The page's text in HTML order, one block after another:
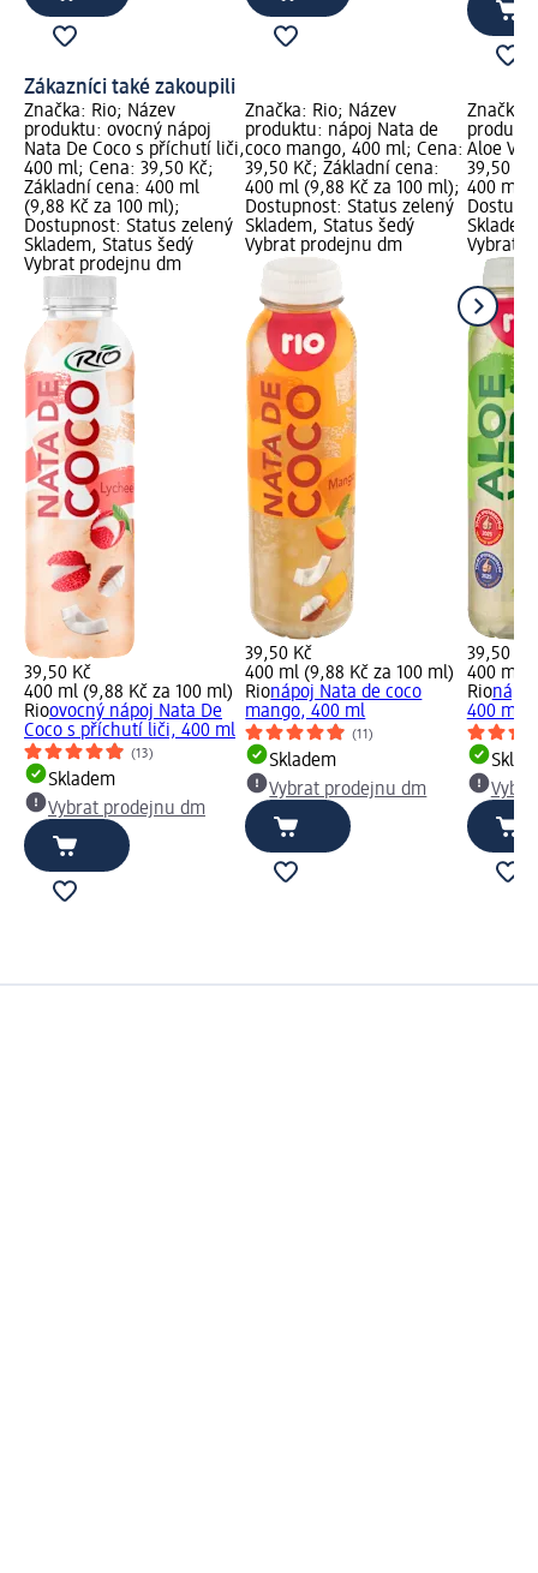
Zákazníci také zakoupili
Značka: Rio; Název
produktu: ovocný nápoj
Nata De Coco s příchutí liči,
400 ml; Cena: 39,50 Kč;
Základní cena: 400 ml
(9,88 Kč za 100 ml);
Dostupnost: Status zelený
Skladem, Status šedý
Vybrat prodejnu dm
39,50 Kč
400 ml (9,88 Kč za 100 ml)
Rioovocný nápoj Nata De
Coco s příchutí liči, 400 ml
(13)
Skladem
Vybrat prodejnu dm
Značka: Rio; Název
produktu: nápoj Nata de
coco mango, 400 ml; Cena:
39,50 Kč; Základní cena:
400 ml (9,88 Kč za 100 ml);
Dostupnost: Status zelený
Skladem, Status šedý
Vybrat prodejnu dm
39,50 Kč
400 ml (9,88 Kč za 100 ml)
Rionápoj Nata de coco
mango, 400 ml
(11)
Skladem
Vybrat prodejnu dm
Značka:
Aloe
39,50
400 ml
Vybrat
39,50 Kč
400 ml
Rio
400 ml